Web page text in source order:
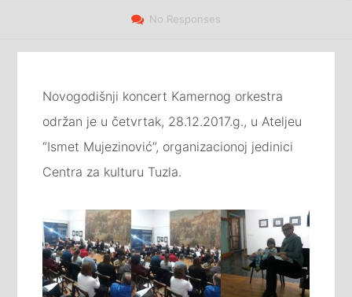
No Responses
Novogodišnji koncert Kamernog orkestra
održan je u četvrtak, 28.12.2017.g., u Ateljeu
“Ismet Mujezinović”, organizacionoj jedinici
Centra za kulturu Tuzla.